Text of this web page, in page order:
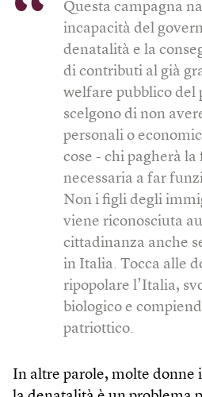
Questa campagna
incapacità del
denatalità e la
di contributi al già
welfare pubblico del
scelgono di non
personali o
cose - chi pagherà
necessaria a far
Non i figli degli
viene riconosciuta
cittadinanza anche
in Italia. Tocca alle
ripopolare l’Italia,
biologico e
patriottico.
In altre parole, molte donne